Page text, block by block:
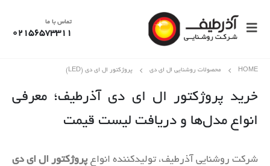
تماس با ما
02156573311
HOME محصولات روشنایی ال ای دی پروژکتور ال ای دی (LED)
خرید پروژکتور ال ای دی آذرطیف؛ معرفی
انواع مدل‌ها و دریافت لیست قیمت
شرکت روشنایی آذرطیف، تولیدکننده انواعپروژکتور ال ای دی